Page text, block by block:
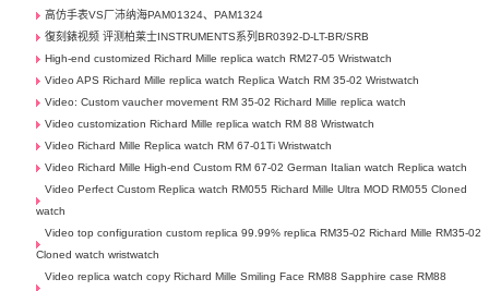
高仿手表VS厂沛纳海PAM01324、PAM1324
復刻錶视频 评测柏莱士INSTRUMENTS系列BR0392-D-LT-BR/SRB
High-end customized Richard Mille replica watch RM27-05 Wristwatch
Video APS Richard Mille replica watch Replica Watch RM 35-02 Wristwatch
Video: Custom vaucher movement RM 35-02 Richard Mille replica watch
Video customization Richard Mille replica watch RM 88 Wristwatch
Video Richard Mille Replica watch RM 67-01Ti Wristwatch
Video Richard Mille High-end Custom RM 67-02 German Italian watch Replica watch
Video Perfect Custom Replica watch RM055 Richard Mille Ultra MOD RM055 Cloned
watch
Video top configuration custom replica 99.99% replica RM35-02 Richard Mille RM35-02
Cloned watch wristwatch
Video replica watch copy Richard Mille Smiling Face RM88 Sapphire case RM88